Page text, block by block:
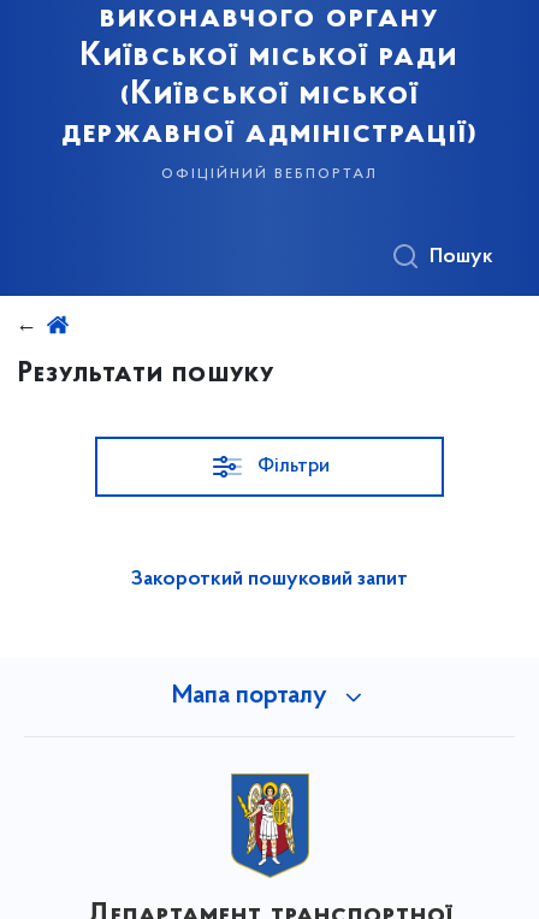
виконавчого органу
Київської міської ради
(Київської міської
державної адміністрації)
офіційний вебпортал
Пошук
Результати пошуку
Фільтри
Закороткий пошуковий запит
Мапа порталу